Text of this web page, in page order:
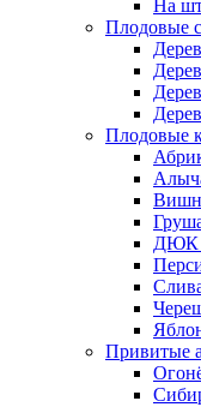
На
Плодовые
Плодовые
ДЮК
Привитые